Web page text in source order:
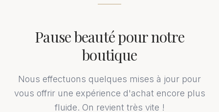
Pause beauté pour notre
boutique
Nous effectuons quelques mises à jour pour
vous offrir une expérience d'achat encore plus
fluide. On revient très vite !